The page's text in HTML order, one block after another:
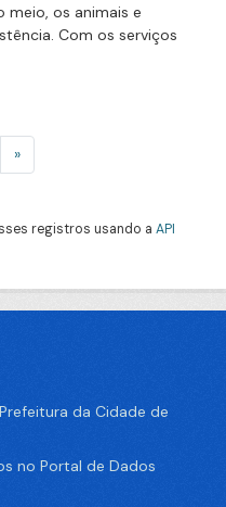
meio, os animais e
Com os serviços
»
registros usando a API
da Cidade de
no Portal de Dados